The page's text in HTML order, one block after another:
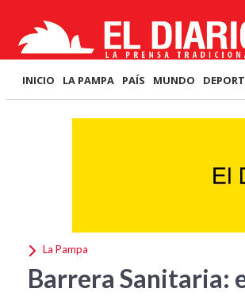
INICIO LA PAMPA PAÍS MUNDO
La Pampa
Barrera Sanitaria: